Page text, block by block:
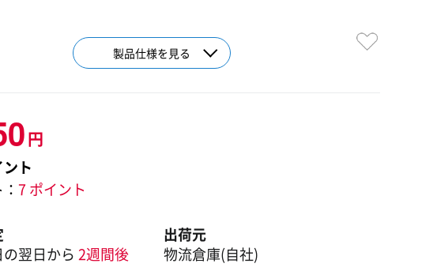
製品仕様を見る
円
ト
7 ポイント
翌日から 2週間後
出荷元
物流倉庫(自社)